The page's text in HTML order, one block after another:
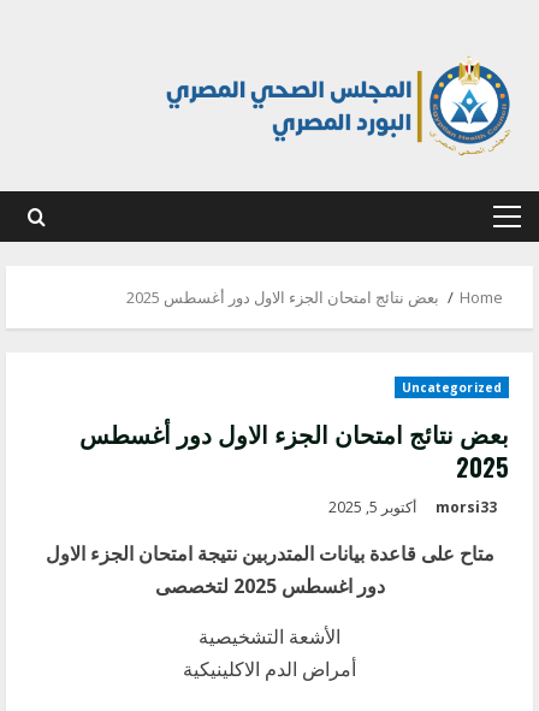
Primary
Home بعض نتائج امتحان الجزء الاول دور أغسطس 2025
Uncategorized
بعض نتائج امتحان الجزء الاول دور أغسطس
2025
morsi33 أكتوبر 5, 2025
متاح على قاعدة بيانات المتدربين نتيجة امتحان الجزء الاول
دور اغسطس 2025 لتخصصى
الأشعة التشخيصية
أمراض الدم الاكلينيكية